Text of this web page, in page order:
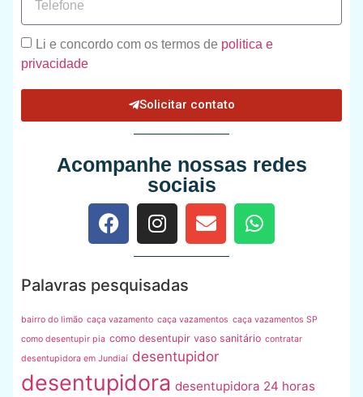
Li e concordo com os termos de politica e
privacidade
Solicitar contato
Acompanhe nossas redes
sociais
Palavras pesquisadas
bairro do limão caça vazamento caça vazamentos caça vazamentos SP
como desentupir pia como desentupir vaso sanitário contratar
desentupidora em Jundiaí desentupidor
desentupidora desentupidora 24 horas